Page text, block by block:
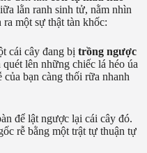
lằn ranh sinh tử, nằm nhìn
một sự thật tàn khốc:
cái cây đang bị trồng ngược
lên những chiếc lá héo úa
bạn càng thối rữa nhanh
để lật ngược lại cái cây đó.
rễ bằng một trật tự thuận tự